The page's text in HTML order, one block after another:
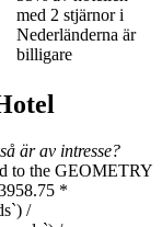
med 2 stjärnor i
Nederländerna är
billigare
är av intresse?
to the GEOMETRY
*
/